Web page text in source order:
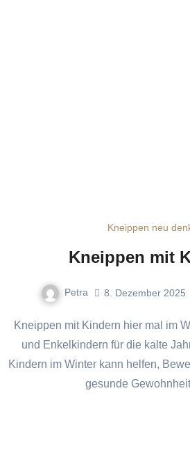
Kneippen neu
Kneippen mit
Petra 8. Dezember 2025
Kneippen mit Kindern hier mal im Winter: Rituale mit Oma
und Enkelkindern für die kalte
Kindern im Winter kann helfen,
gesunde